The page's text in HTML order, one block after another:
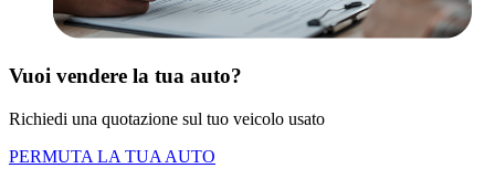
Vuoi vendere la tua auto?
Richiedi una quotazione sul tuo veicolo usato
PERMUTA LA TUA AUTO